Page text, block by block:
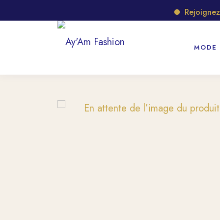
Rejoignez
MODE